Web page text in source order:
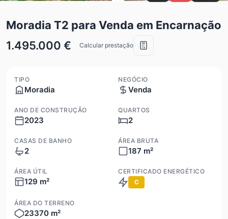
Moradia T2 para Venda em Encarnação
1.495.000 €
Calcular prestação
TIPO
Moradia
NEGÓCIO
Venda
ANO DE CONSTRUÇÃO
2023
QUARTOS
2
CASAS DE BANHO
2
ÁREA BRUTA
187 m²
ÁREA ÚTIL
129 m²
CERTIFICADO ENERGÉTICO
C
ÁREA DO TERRENO
23370 m²